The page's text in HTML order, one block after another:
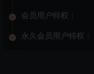
会员用户特权：
永久会员用户特权：